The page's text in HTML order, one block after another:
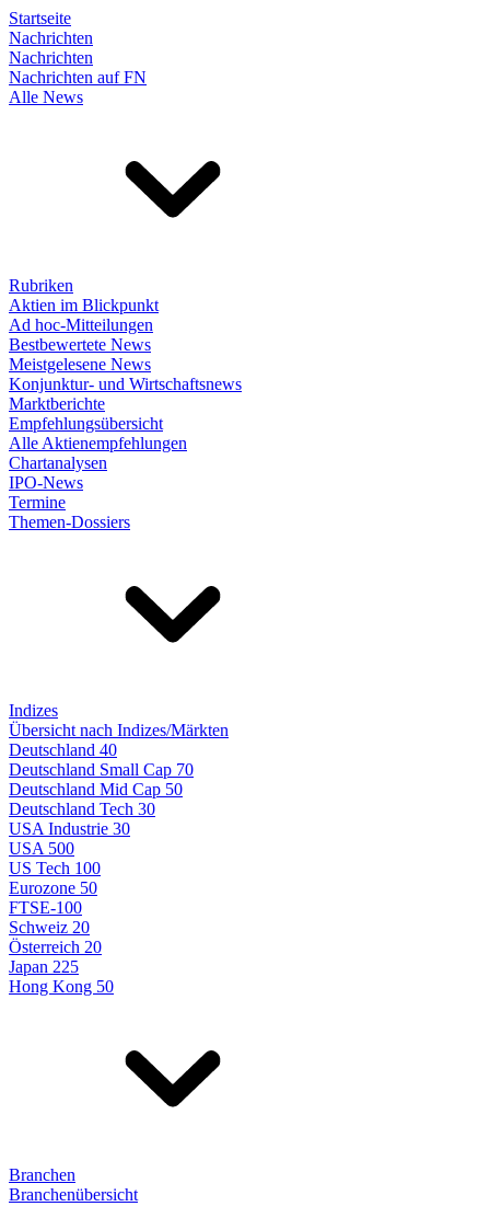
Startseite
Nachrichten
Nachrichten
Nachrichten auf FN
Alle News
Rubriken
Aktien im Blickpunkt
Ad hoc-Mitteilungen
Bestbewertete News
Meistgelesene News
Konjunktur- und Wirtschaftsnews
Marktberichte
Empfehlungsübersicht
Alle Aktienempfehlungen
Chartanalysen
IPO-News
Termine
Themen-Dossiers
Indizes
Übersicht nach Indizes/Märkten
Deutschland 40
Deutschland Small Cap 70
Deutschland Mid Cap 50
Deutschland Tech 30
USA Industrie 30
USA 500
US Tech 100
Eurozone 50
FTSE-100
Schweiz 20
Österreich 20
Japan 225
Hong Kong 50
Branchen
Branchenübersicht